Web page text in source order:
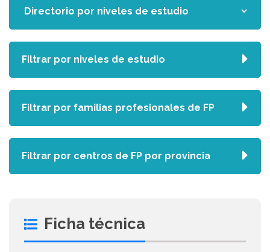
Ficha técnica
Filtrar por niveles de estudio
Filtrar por familias profesionales de FP
Filtrar por centros de FP por provincia